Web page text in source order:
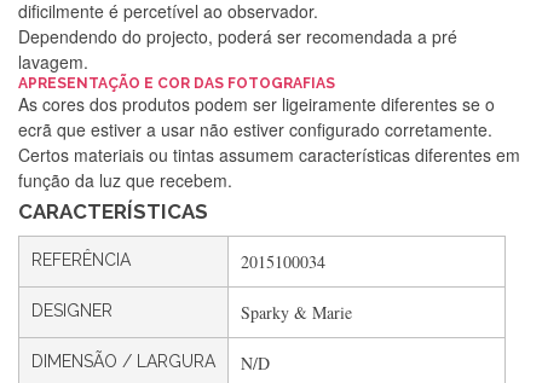
dificilmente é percetível ao observador.
Dependendo do projecto, poderá ser recomendada a pré
lavagem.
APRESENTAÇÃO E COR DAS FOTOGRAFIAS
As cores dos produtos podem ser ligeiramente diferentes se o
ecrã que estiver a usar não estiver configurado corretamente.
Certos materiais ou tintas assumem características diferentes em
função da luz que recebem.
CARACTERÍSTICAS
REFERÊNCIA 2015100034
DESIGNER Sparky & Marie
DIMENSÃO / LARGURA N/D
Silvia Lopes
Encomenda direitinha. Rapidez e segurança. Volto a
encomendar.
Silvia André
Gostei ,Serviço bastante rápido. recomendo
Filipa Freire